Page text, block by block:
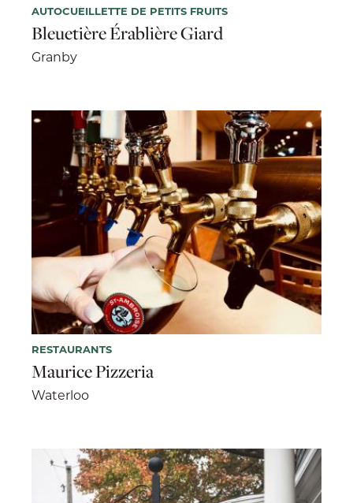
AUTOCUEILLETTE DE PETITS FRUITS
Bleuetière Érablière Giard
Granby
RESTAURANTS
Maurice Pizzeria
Waterloo